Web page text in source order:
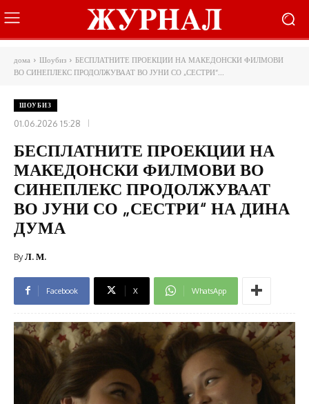
дома Шоубиз
БЕСПЛАТНИТЕ ПРОЕКЦИИ НА МАКЕДОНСКИ ФИЛМОВИ
ВО СИНЕПЛЕКС ПРОДОЛЖУВААТ ВО ЈУНИ СО „СЕСТРИ“...
ШОУБИЗ
01.06.2026 15:28
БЕСПЛАТНИТЕ ПРОЕКЦИИ НА
МАКЕДОНСКИ ФИЛМОВИ ВО
СИНЕПЛЕКС ПРОДОЛЖУВААТ
ВО ЈУНИ СО „СЕСТРИ“ НА ДИНА
ДУМА
ByЛ. М.
Facebook X WhatsApp